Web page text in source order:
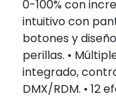
0-100% con
intuitivo con
botones y
perillas. •
integrado,
DMX/RDM. • 12